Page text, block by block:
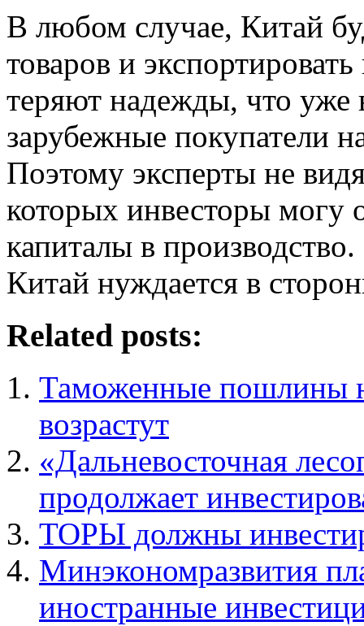
В любом случае, Китай
товаров и
теряют надежды, что
зарубежные покупатели
Поэтому эксперты не
которых инвесторы могу
капиталы в
Китай нуждается в
Related posts:
Таможенные пошлины
возрастут
«Дальневосточная
продолжает
ТОРЫ должны
Минэкономразвития
иностранные